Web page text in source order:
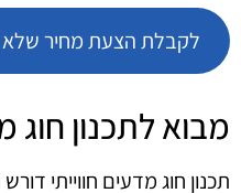
לקבלת הצעת מחיר שלא
מבוא לתכנון חוג
תכנון חוג מדעים חווייתי